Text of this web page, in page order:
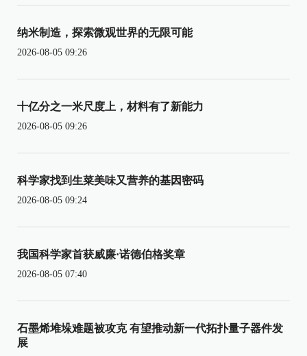
纳米制造，探索微观世界的无限可能
2026-08-05 09:26
十亿分之一米尺度上，材料有了新能力
2026-08-05 09:26
科学家找到生菜美味又营养的基因密码
2026-08-05 09:24
我国科学家首获威廉·诺德伯格奖章
2026-08-05 07:40
石墨烯堆垛难题被攻克 有望推动新一代拓扑量子器件发
展